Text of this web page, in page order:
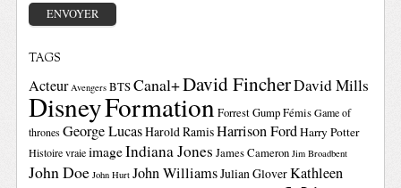
TAGS
Acteur Avengers BTSCanal+David FincherDavid Mills
DisneyFormationForrest GumpFémis Game of
thrones George LucasHarold RamisHarrison FordHarry Potter
Histoire vraie imageIndiana Jones James Cameron Jim Broadbent
John Doe John Hurt John WilliamsJulian GloverKathleen